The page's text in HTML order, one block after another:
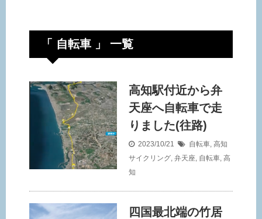
「 自転車 」 一覧
高知駅付近から弁
天座へ自転車で走
りました(往路)
2023/10/21 自転車, 高知
サイクリング, 弁天座, 自転車, 高
知
四国最北端の竹居